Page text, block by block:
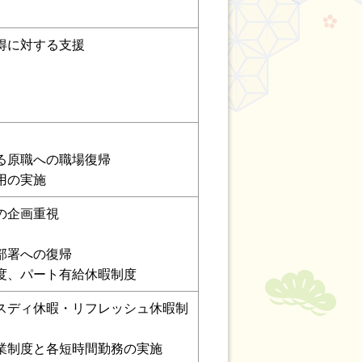
に対する支援
原職への職場復帰
の実施
企画重視
署への復帰
、パート有給休暇制度
ィ休暇・リフレッシュ休暇制
制度と各短時間勤務の実施